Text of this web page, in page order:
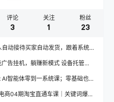
评论
3
关注
1
粉丝
23
自动接待买家自动发货，跟着系统
告挂机，躺赚新模式 设备托管运
智能体零到一系统课；零基础也能
商04期淘宝直通车课｜关键词爆打